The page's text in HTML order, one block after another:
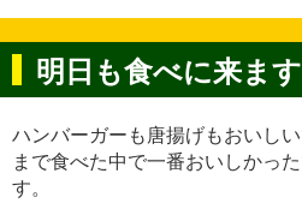
明日も食べに来ます
ハンバーガーも唐揚げもおいし
まで食べた中で一番おいしかっ
す。